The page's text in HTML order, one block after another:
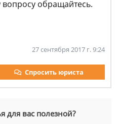
обращайтесь.
27 сентября 2017 г. 9:24
Спросить юриста
для вас полезной?